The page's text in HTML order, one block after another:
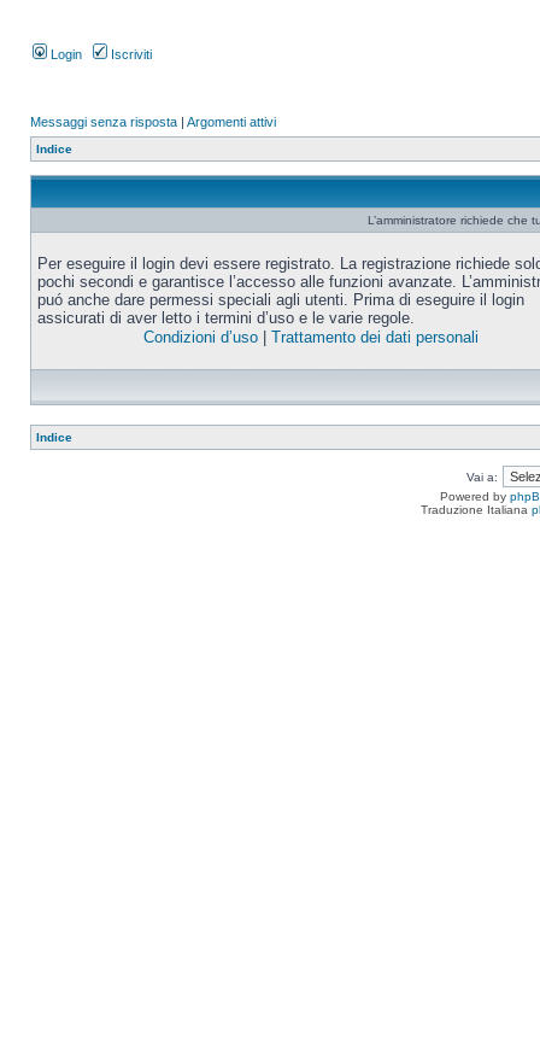
Login Iscriviti
Messaggi senza risposta | Argomenti attivi
Indice
L’amministratore richiede che
Per eseguire il login devi essere registrato. La registrazione richiede
pochi secondi e garantisce l’accesso alle funzioni avanzate.
puó anche dare permessi speciali agli utenti. Prima di eseguire il login
assicurati di aver letto i termini d’uso e le varie regole.
Condizioni d’uso| Trattamento dei dati personali
Indice
Vai a:
Powered by
Traduzione Italiana